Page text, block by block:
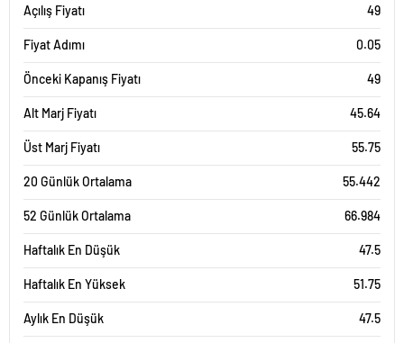
Açılış Fiyatı 49
Fiyat Adımı 0.05
Önceki Kapanış Fiyatı 49
Alt Marj Fiyatı 45.64
Üst Marj Fiyatı 55.75
20 Günlük Ortalama 55.442
52 Günlük Ortalama 66.984
Haftalık En Düşük 47.5
Haftalık En Yüksek 51.75
Aylık En Düşük 47.5